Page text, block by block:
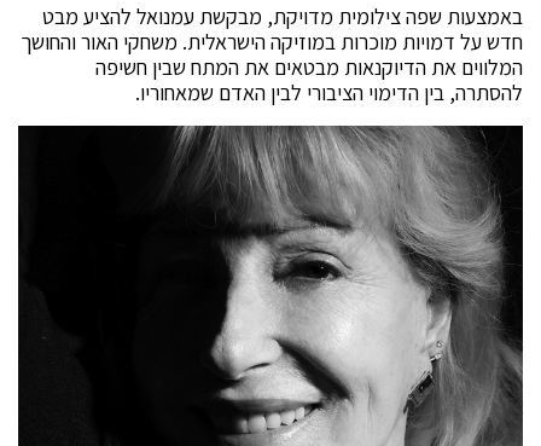
באמצעות שפה צילומית מדויקת, מבקשת עמנואל להציע מבט
חדש על דמויות מוכרות במוזיקה הישראלית. משחקי האור והחושך
המלווים את הדיוקנאות מבטאים את המתח שבין חשיפה
להסתרה, בין הדימוי הציבורי לבין האדם שמאחוריו.